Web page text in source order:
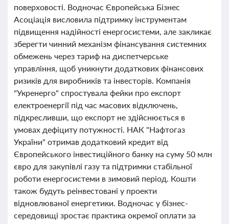
поверховості. Водночас Європейська Бізнес
Асоціація висловила підтримку інструментам
підвищення надійності енергосистеми, але закликає
зберегти чинний механізм фінансування системних
обмежень через тариф на диспетчерське
управління, щоб уникнути додаткових фінансових
ризиків для виробників та інвесторів. Компанія
"Укренерго" спростувала фейки про експорт
електроенергії під час масових відключень,
підкресливши, що експорт не здійснюється в
умовах дефіциту потужності. НАК "Нафтогаз
України" отримав додатковий кредит від
Європейського інвестиційного банку на суму 50 млн
євро для закупівлі газу та підтримки стабільної
роботи енергосистеми в зимовий період. Кошти
також будуть реінвестовані у проекти
відновлюваної енергетики. Водночас у бізнес-
середовищі зростає практика окремої оплати за